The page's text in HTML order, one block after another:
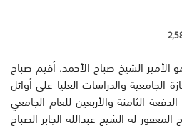
الشيخ صباح الأحمد، أقيم صباح
والدراسات العليا على أوائل
الثامنة والأربعين للعام الجامعي
المغفور له الشيخ عبدالله الجابر الصباح